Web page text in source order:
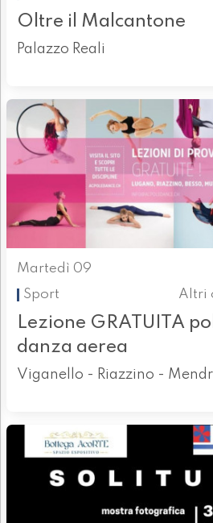
Oltre il Malcantone
Palazzo Reali
Martedì 09
Sport
Altri
Lezione GRATUITA
danza aerea
Viganello - Riazzino -